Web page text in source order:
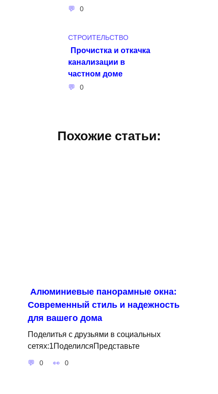
0
СТРОИТЕЛЬСТВО
Прочистка и откачка
канализации в
частном доме
0
Похожие статьи:
Алюминиевые панорамные окна:
Современный стиль и надежность
для вашего дома
Поделитья с друзьями в социальных
сетях:1ПоделилсяПредставьте
0 0